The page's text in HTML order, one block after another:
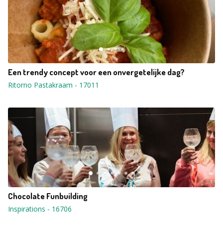
Een trendy concept voor een onvergetelijke dag?
Ritorno Pastakraam - 17011
Chocolate Funbuilding
Inspirations - 16706